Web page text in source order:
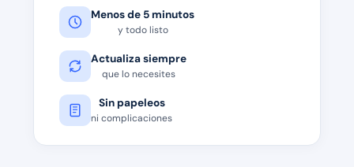
Menos de 5 minutos
y todo listo
Actualiza siempre
que lo necesites
Sin papeleos
ni complicaciones